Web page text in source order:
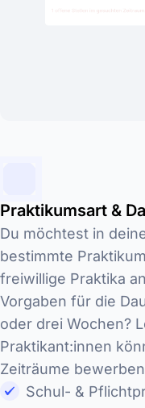
Praktikumsart &
Du möchtest in
bestimmte
freiwillige Praktika
Vorgaben für die
oder drei Wochen?
Praktikant:innen
Zeiträume
Schul- &